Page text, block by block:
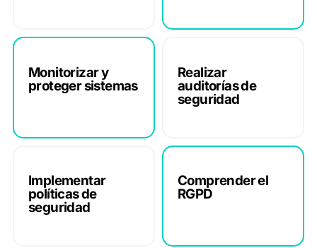
Monitorizar y
proteger sistemas
Realizar
auditorías de
seguridad
Implementar
políticas de
seguridad
Comprender el
RGPD